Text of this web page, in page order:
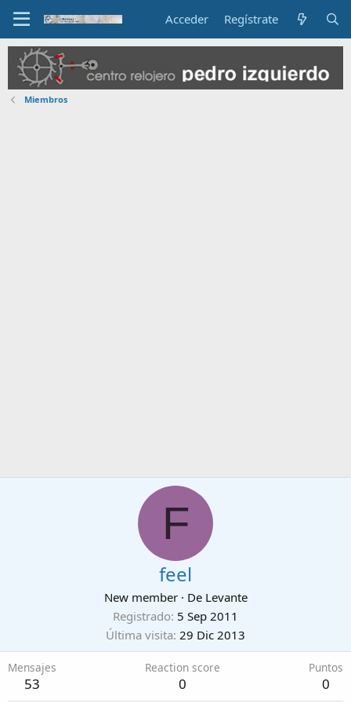
Acceder Regístrate
Miembros
F
feel
New member · De Levante
Registrado 5 Sep 2011
Última visita 29 Dic 2013
Mensajes
53
Reaction score
0
Puntos
0